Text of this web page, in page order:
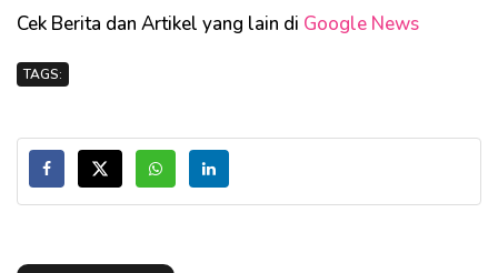
Cek Berita dan Artikel yang lain di Google News
TAGS: